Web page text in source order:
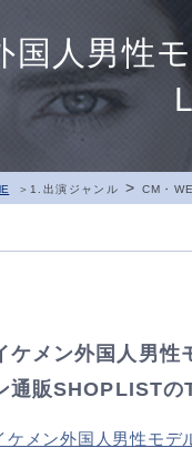
国人男性
1.出演ジャンル > CM・
ケメン外国人男性
通販SHOPLISTの
ケメン外国人男性モデ